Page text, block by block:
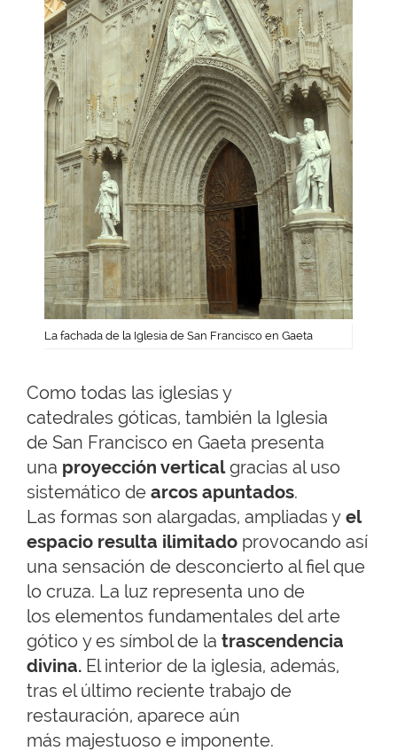
La fachada de la Iglesia de San Francisco en Gaeta
Como todas las iglesias y
catedrales góticas, también la Iglesia
de San Francisco en Gaeta presenta
una proyección verticalgracias al uso
sistemático de arcos apuntados.
Las formas son alargadas, ampliadas y el
espacio resulta ilimitado provocando así
una sensación de desconcierto al fiel que
lo cruza. La luz representa uno de
los elementos fundamentales del arte
gótico y es símbol de la trascendencia
divina. El interior de la iglesia, además,
tras el último reciente trabajo de
restauración, aparece aún
más majestuoso e imponente.